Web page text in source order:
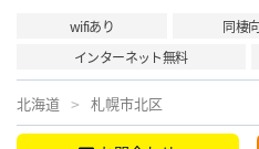
wifiあり 同棲
インターネット無料
北海道 札幌市北区